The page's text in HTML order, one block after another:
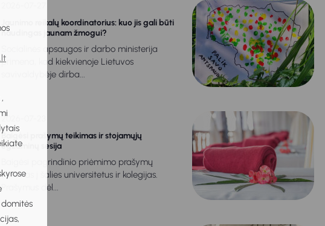
,
Jaunimo reikalų koordinatorius: kuo jis gali būti
naudingas jaunam žmogui?
Socialinės apsaugos ir darbo ministerija
primena, kad kiekvienoje Lietuvos
savivaldybėje dirba...
2026-07-23
Baigėsi prašymų teikimas ir stojamųjų
egzaminų sesija
Baigėsi pagrindinio priėmimo prašymų
teikimas į šalies universitetus ir kolegijas.
Prašymus dėl...